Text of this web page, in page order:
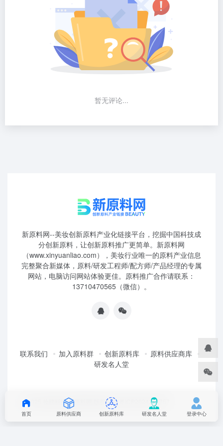
暂无评论...
新原料网--美妆创新原料产业化链接平台，挖掘中国科技成
分创新原料，让创新原料推广更简单。新原料网
（www.xinyuanliao.com），美妆行业唯一的原料产业信息
完整聚合新媒体，原料/研发工程师/配方师/产品经理的专属
网站，电脑访问网站体验更佳。原料推广合作请联系：
13710470565（微信）。
联系我们 加入原料群 创新原料库
原料供应商库
研发名人堂
©2025 妆榜科技·新原料网 版权所有 粤ICP2024350757
首页 原料供应商 创新原料库 研发名人堂 登录中心